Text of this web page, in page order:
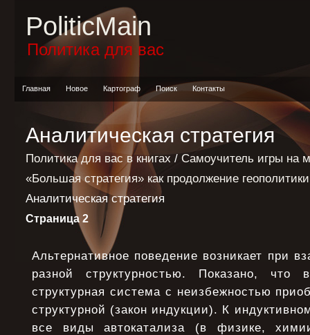
PoliticMain
Политика для вас
Главная Новое Картограф Поиск Контакты
Аналитическая стратегия
Политика для вас в книгах / Самоучитель игры на
«Большая стратегия» как продолжение
Аналитическая стратегия
Страница 2
Альтернативное поведение возникает при
разной структурностью. Показано,
структурная система с неизбежностью
структурной (закон индукции). К
все виды автокатализа (в физике,